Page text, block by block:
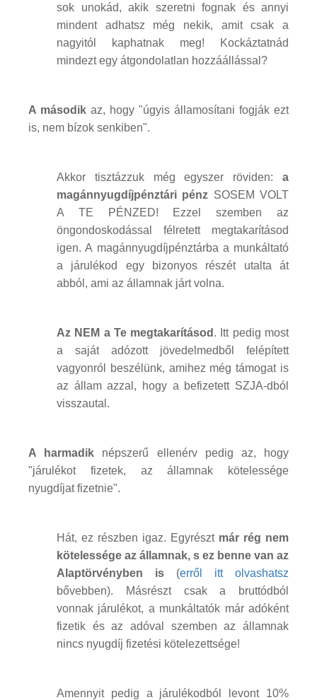
sok unokád, akik szeretni fognak és annyi
mindent adhatsz még nekik, amit csak a
nagyitól kaphatnak meg! Kockáztatnád
mindezt egy átgondolatlan hozzáállással?
A második az, hogy "úgyis államosítani fogják ezt
is, nem bízok senkiben".
Akkor tisztázzuk még egyszer röviden: a
magánnyugdíjpénztári pénz SOSEM VOLT
A TE PÉNZED! Ezzel szemben az
öngondoskodással félretett megtakarításod
igen. A magánnyugdíjpénztárba a munkáltató
a járulékod egy bizonyos részét utalta át
abból, ami az államnak járt volna.
Az NEM a Te megtakarításod . Itt pedig most
a saját adózott jövedelmedből felépített
vagyonról beszélünk, amihez még támogat is
az állam azzal, hogy a befizetett SZJA-dból
visszautal.
A harmadik népszerű ellenérv pedig az, hogy
"járulékot fizetek, az államnak kötelessége
nyugdíjat fizetnie".
Hát, ez részben igaz. Egyrészt már rég nem
kötelessége az államnak, s ez benne van az
Alaptörvényben is (erről itt olvashatsz
bővebben). Másrészt csak a bruttódból
vonnak járulékot, a munkáltatók már adóként
fizetik és az adóval szemben az államnak
nincs nyugdíj fizetési kötelezettsége!
Amennyit pedig a járulékodból levont 10%